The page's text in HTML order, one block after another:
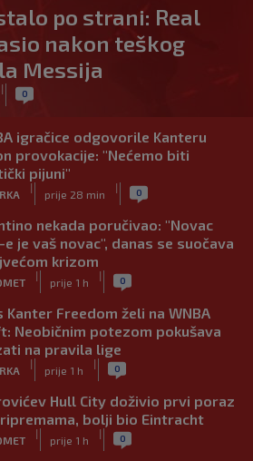
po strani: Real
nakon teškog
Messija
| 0
igračice odgovorile Kanteru
provokacije: "Nećemo biti
pijuni"
|
prije 28 min
| 0
nekada poručivao: "Novac
e je vaš novac", danas se suočava
krizom
|
prije 1 h
| 0
Kanter Freedom želi na WNBA
Neobičnim potezom pokušava
na pravila lige
|
prije 1 h
| 0
Hull City doživio prvi poraz
bolji bio Eintracht
|
prije 1 h
| 0